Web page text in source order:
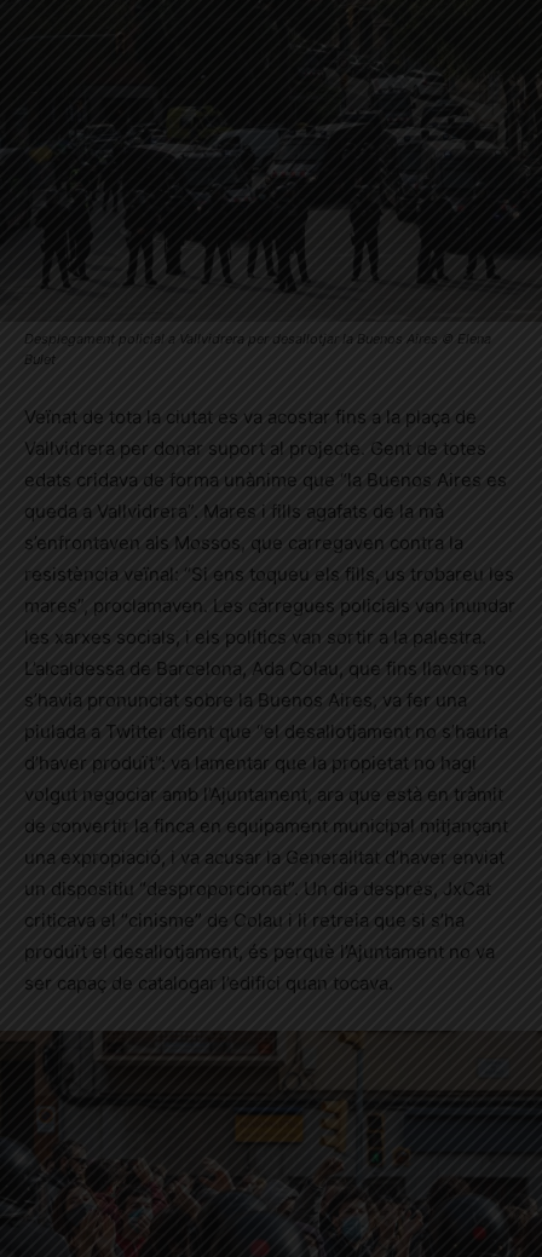
Desplegament policial a Vallvidrera per desallotjar la Buenos Aires © Elena
Bulet
Veïnat de tota la ciutat es va acostar fins a la plaça de
Vallvidrera per donar suport al projecte. Gent de totes
edats cridava de forma unànime que “la Buenos Aires es
queda a Vallvidrera”. Mares i fills agafats de la mà
s’enfrontaven als Mossos, que carregaven contra la
resistència veïnal: “Si ens toqueu els fills, us trobareu les
mares”, proclamaven. Les càrregues policials van inundar
les xarxes socials, i els polítics van sortir a la palestra.
L’alcaldessa de Barcelona, Ada Colau, que fins llavors no
s’havia pronunciat sobre la Buenos Aires, va fer una
piulada a Twitter dient que “el desallotjament no s’hauria
d’haver produït”: va lamentar que la propietat no hagi
volgut negociar amb l’Ajuntament, ara que està en tràmit
de convertir la finca en equipament municipal mitjançant
una expropiació, i va acusar la Generalitat d’haver enviat
un dispositiu “desproporcionat”. Un dia després, JxCat
criticava el “cinisme” de Colau i li retreia que si s’ha
produït el desallotjament, és perquè l’Ajuntament no va
ser capaç de catalogar l’edifici quan tocava.